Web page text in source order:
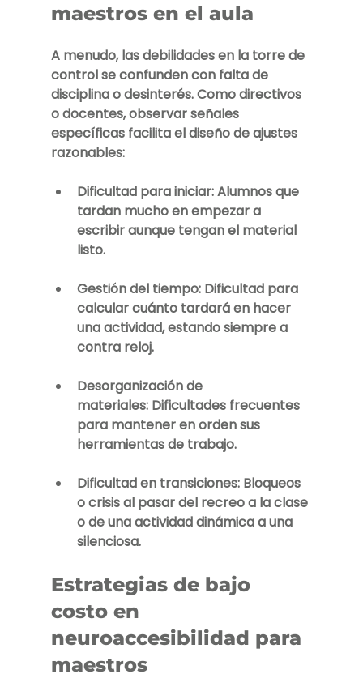
maestros en el aula
A menudo, las debilidades en la torre de
control se confunden con falta de
disciplina o desinterés. Como directivos
o docentes, observar señales
específicas facilita el diseño de ajustes
razonables:
Dificultad para iniciar: Alumnos que
tardan mucho en empezar a
escribir aunque tengan el material
listo.
Gestión del tiempo: Dificultad para
calcular cuánto tardará en hacer
una actividad, estando siempre a
contra reloj.
Desorganización de
materiales: Dificultades frecuentes
para mantener en orden sus
herramientas de trabajo.
Dificultad en transiciones: Bloqueos
o crisis al pasar del recreo a la clase
o de una actividad dinámica a una
silenciosa.
Estrategias de bajo
costo en
neuroaccesibilidad para
maestros